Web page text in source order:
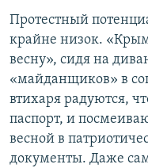
Протестный
крайне низок.
весну», сидя на
«майданщиков» в
втихаря радуются,
паспорт, и
весной в
документы. Даже